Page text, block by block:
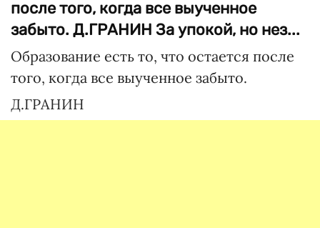
после того, когда все выученное
забыто. Д.ГРАНИН За упокой, но нез...
Образование есть то, что остается после
того, когда все выученное забыто.
Д.ГРАНИН